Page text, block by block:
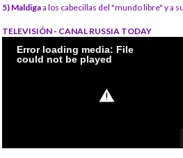
5) Maldigaa los cabecillas del "mundo libre" y a
TELEVISIÓN - CANAL RUSSIA TODAY